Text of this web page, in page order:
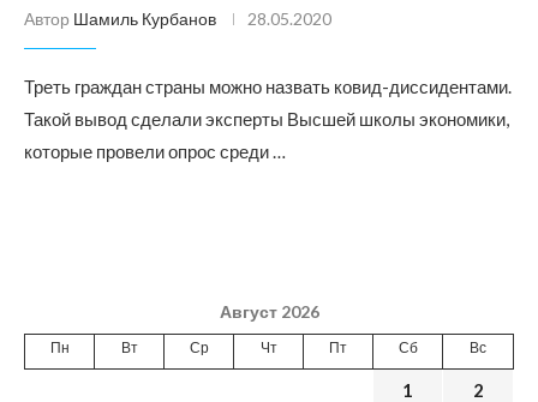
Автор Шамиль Курбанов 28.05.2020
Треть граждан страны можно назвать ковид-диссидентами.
Такой вывод сделали эксперты Высшей школы экономики,
которые провели опрос среди …
Август 2026
Пн Вт Ср Чт Пт Сб Вс
1
2